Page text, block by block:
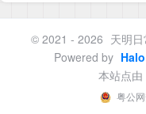
© 2021 - 2026 天明
Powered by Halo
本站点由
粤公